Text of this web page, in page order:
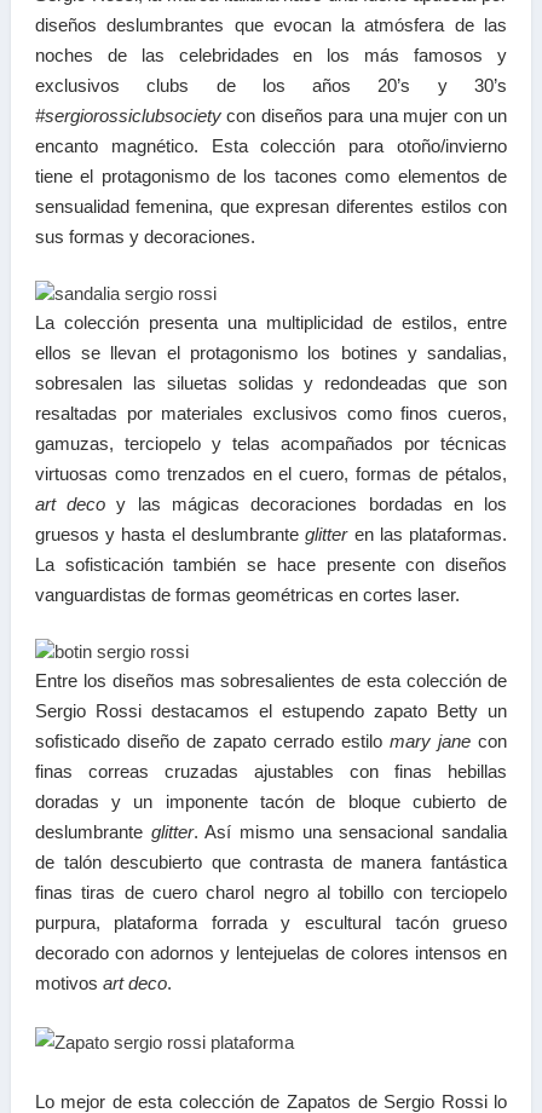
diseños deslumbrantes que evocan la atmósfera de las
noches de las celebridades en los más famosos y
exclusivos clubs de los años 20’s y 30’s
#sergiorossiclubsocietycon diseños para una mujer con un
encanto magnético. Esta colección para otoño/invierno
tiene el protagonismo de los tacones como elementos de
sensualidad femenina, que expresan diferentes estilos con
sus formas y decoraciones.
La colección presenta una multiplicidad de estilos, entre
ellos se llevan el protagonismo los botines y sandalias,
sobresalen las siluetas solidas y redondeadas que son
resaltadas por materiales exclusivos como finos cueros,
gamuzas, terciopelo y telas acompañados por técnicas
virtuosas como trenzados en el cuero, formas de pétalos,
art deco y las mágicas decoraciones bordadas en los
gruesos y hasta el deslumbranteglitteren las plataformas.
La sofisticación también se hace presente con diseños
vanguardistas de formas geométricas en cortes laser.
Entre los diseños mas sobresalientes de esta colección de
Sergio Rossi destacamos el estupendo zapato Betty un
sofisticado diseño de zapato cerrado estilomary jane con
finas correas cruzadas ajustables con finas hebillas
doradas y un imponente tacón de bloque cubierto de
deslumbrante glitter. Así mismo una sensacional sandalia
de talón descubierto que contrasta de manera fantástica
finas tiras de cuero charol negro al tobillo con terciopelo
purpura, plataforma forrada y escultural tacón grueso
decorado con adornos y lentejuelas de colores intensos en
motivos art deco.
Lo mejor de esta colección de Zapatos de Sergio Rossi lo